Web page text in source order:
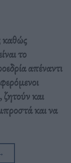
καθώς
το
απέναντι
και
και να